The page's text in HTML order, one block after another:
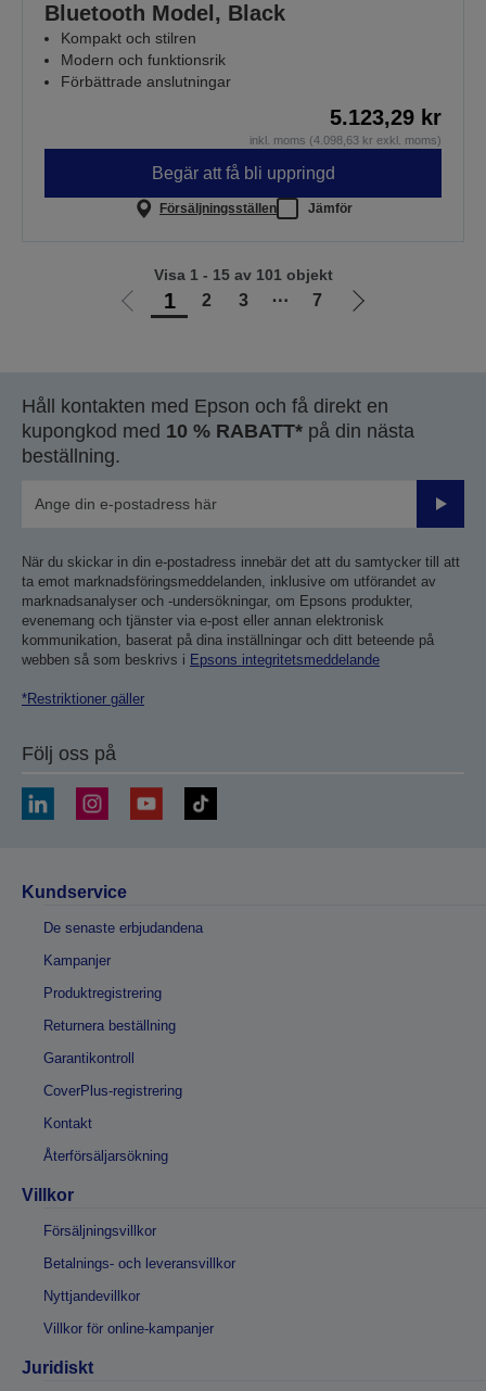
Bluetooth Model, Black
Kompakt och stilren
Modern och funktionsrik
Förbättrade anslutningar
5.123,29 kr
inkl. moms (4.098,63 kr exkl. moms)
Begär att få bli uppringd
Försäljningsställen Jämför
Gå
1 2 3 ⋯ 7
Gå
Visa 1 - 15 av 101 objekt
Håll kontakten med Epson och få direkt en
kupongkod med 10 % RABATT* på din nästa
beställning.
Skicka
När du skickar in din e-postadress innebär det att du samtycker till att
ta emot marknadsföringsmeddelanden, inklusive om utförandet av
marknadsanalyser och -undersökningar, om Epsons produkter,
evenemang och tjänster via e-post eller annan elektronisk
kommunikation, baserat på dina inställningar och ditt beteende på
webben så som beskrivs i Epsons integritetsmeddelande
*Restriktioner gäller
Följ oss på
Kundservice
De senaste erbjudandena
Kampanjer
Produktregistrering
Returnera beställning
Garantikontroll
CoverPlus-registrering
Kontakt
Återförsäljarsökning
Villkor
Försäljningsvillkor
Betalnings- och leveransvillkor
Nyttjandevillkor
Villkor för online-kampanjer
Juridiskt